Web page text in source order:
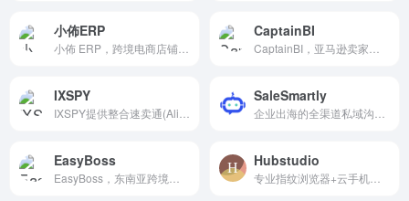
小佈ERP CaptainBI
IXSPY SaleSmartly
EasyBoss Hubstudio